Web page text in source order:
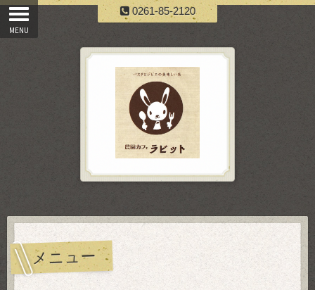
0261-85-2120
メニュー